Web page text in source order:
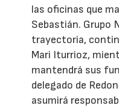
las oficinas que
Sebastián. Grupo
trayectoria,
Mari Iturrioz,
mantendrá sus
delegado de
asumirá